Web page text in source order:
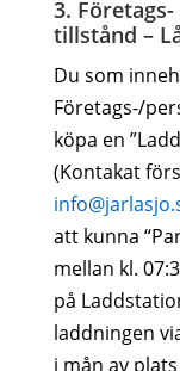
3.
tillstånd –
Du som
Företags-/
köpa en
(Kontakat
att kunna
mellan kl.
på
laddningen
i mån av